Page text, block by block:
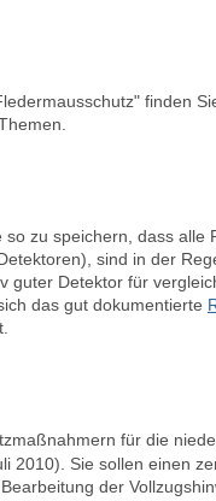
finden
zu speichern, dass alle
sind in der
guter Detektor für
das gut dokumentierte
für die
2010). Sie sollen einen
der